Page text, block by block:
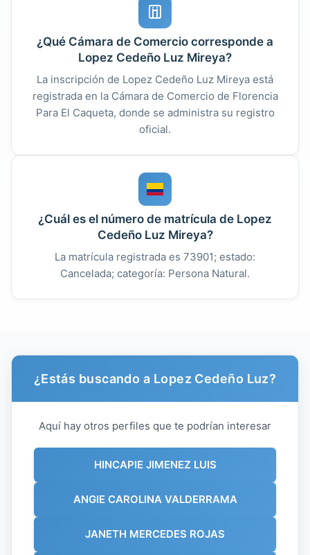
¿Qué Cámara de Comercio corresponde a
Lopez Cedeño Luz Mireya?
La inscripción de Lopez Cedeño Luz Mireya está
registrada en la Cámara de Comercio de Florencia
Para El Caqueta, donde se administra su registro
oficial.
¿Cuál es el número de matrícula de Lopez
Cedeño Luz Mireya?
La matrícula registrada es 73901; estado:
Cancelada; categoría: Persona Natural.
¿Estás buscando a Lopez Cedeño Luz?
Aquí hay otros perfiles que te podrían interesar
HINCAPIE JIMENEZ LUIS
ANGIE CAROLINA VALDERRAMA
JANETH MERCEDES ROJAS